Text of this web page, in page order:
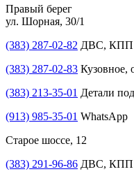
Правый берег
ул. Шорная, 30/1
(383) 287-02-82 ДВС, КПП
(383) 287-02-83 Кузовное,
(383) 213-35-01 Детали
(913) 985-35-01 WhatsApp
Старое шоссе, 12
(383) 291-96-86 ДВС, КПП